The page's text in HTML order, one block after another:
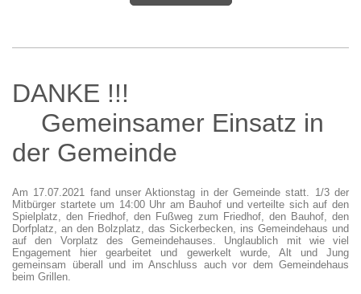
DANKE !!!
Gemeinsamer Einsatz in
der Gemeinde
Am 17.07.2021 fand unser Aktionstag in der Gemeinde statt. 1/3 der
Mitbürger startete um 14:00 Uhr am Bauhof und verteilte sich auf den
Spielplatz, den Friedhof, den Fußweg zum Friedhof, den Bauhof, den
Dorfplatz, an den Bolzplatz, das Sickerbecken, ins Gemeindehaus und
auf den Vorplatz des Gemeindehauses. Unglaublich mit wie viel
Engagement hier gearbeitet und gewerkelt wurde, Alt und Jung
gemeinsam überall und im Anschluss auch vor dem Gemeindehaus
beim Grillen.